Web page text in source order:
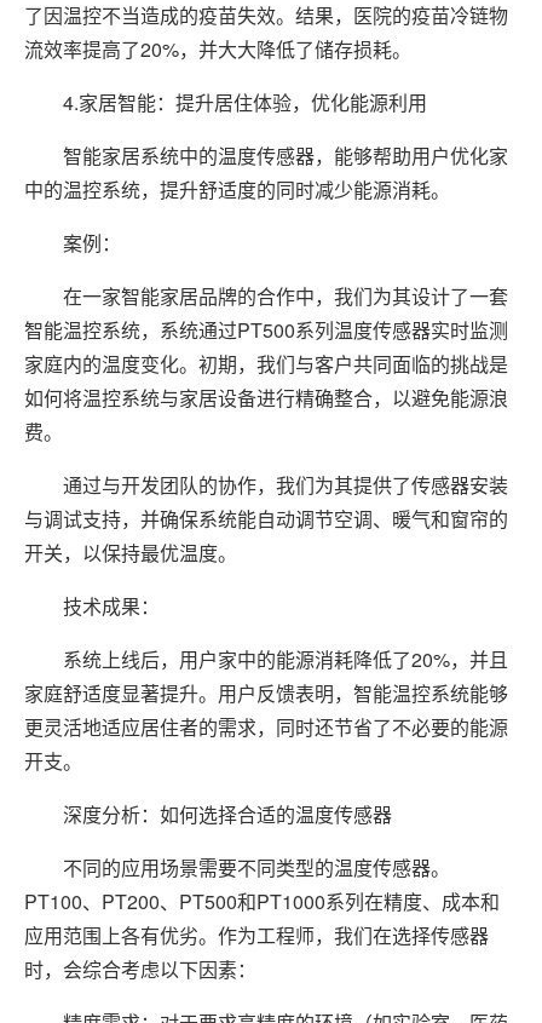
了因温控不当造成的疫苗失效。结果，医院的疫苗冷链物
流效率提高了20%，并大大降低了储存损耗。
4.家居智能：提升居住体验，优化能源利用
智能家居系统中的温度传感器，能够帮助用户优化家
中的温控系统，提升舒适度的同时减少能源消耗。
案例：
在一家智能家居品牌的合作中，我们为其设计了一套
智能温控系统，系统通过PT500系列温度传感器实时监测
家庭内的温度变化。初期，我们与客户共同面临的挑战是
如何将温控系统与家居设备进行精确整合，以避免能源浪
费。
通过与开发团队的协作，我们为其提供了传感器安装
与调试支持，并确保系统能自动调节空调、暖气和窗帘的
开关，以保持最优温度。
技术成果：
系统上线后，用户家中的能源消耗降低了20%，并且
家庭舒适度显著提升。用户反馈表明，智能温控系统能够
更灵活地适应居住者的需求，同时还节省了不必要的能源
开支。
深度分析：如何选择合适的温度传感器
不同的应用场景需要不同类型的温度传感器。
PT100、PT200、PT500和PT1000系列在精度、成本和
应用范围上各有优劣。作为工程师，我们在选择传感器
时，会综合考虑以下因素：